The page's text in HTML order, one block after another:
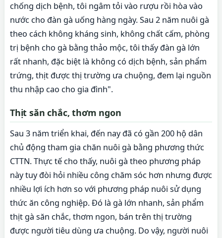
chống dịch bệnh, tôi ngâm tỏi vào rượu rồi hòa vào
nước cho đàn gà uống hàng ngày. Sau 2 năm nuôi gà
theo cách không kháng sinh, không chất cấm, phòng
trị bệnh cho gà bằng thảo mộc, tôi thấy đàn gà lớn
rất nhanh, đặc biệt là không có dịch bệnh, sản phẩm
trứng, thịt được thị trường ưa chuộng, đem lại nguồn
thu nhập cao cho gia đình".
Thịt săn chắc, thơm ngon
Sau 3 năm triển khai, đến nay đã có gần 200 hộ dân
chủ động tham gia chăn nuôi gà bằng phương thức
CTTN. Thực tế cho thấy, nuôi gà theo phương pháp
này tuy đòi hỏi nhiều công chăm sóc hơn nhưng được
nhiều lợi ích hơn so với phương pháp nuôi sử dụng
thức ăn công nghiệp. Đó là gà lớn nhanh, sản phẩm
thịt gà săn chắc, thơm ngon, bán trên thị trường
được người tiêu dùng ưa chuộng. Do vậy, người nuôi